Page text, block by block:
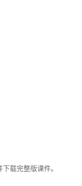
载完整版课件。